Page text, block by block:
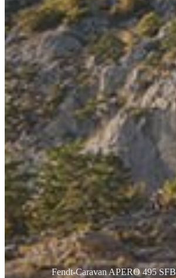
Fendt-Caravan APERO 495 SFB